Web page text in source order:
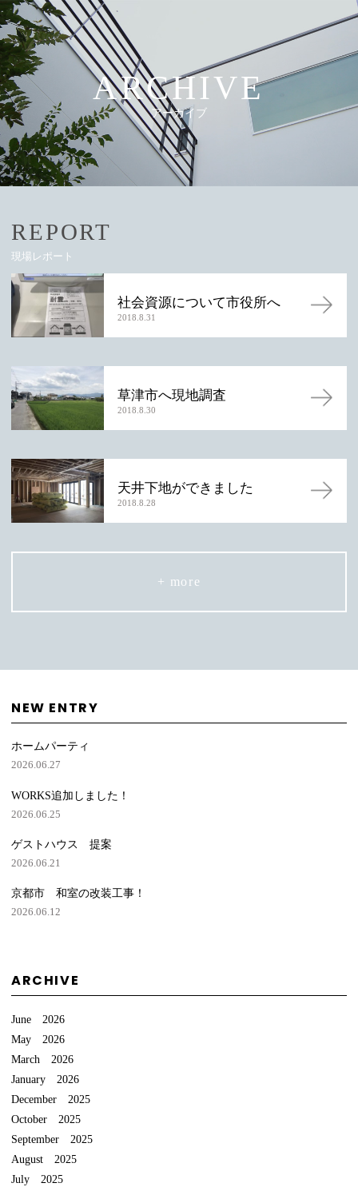
ARCHIVE
アーカイブ
REPORT
現場レポート
社会資源について市役所へ
2018.8.31
草津市へ現地調査
2018.8.30
天井下地ができました
2018.8.28
+ more
NEW ENTRY
ホームパーティ
2026.06.27
WORKS追加しました！
2026.06.25
ゲストハウス 提案
2026.06.21
京都市 和室の改装工事！
2026.06.12
ARCHIVE
June 2026
May 2026
March 2026
January 2026
December 2025
October 2025
September 2025
August 2025
July 2025